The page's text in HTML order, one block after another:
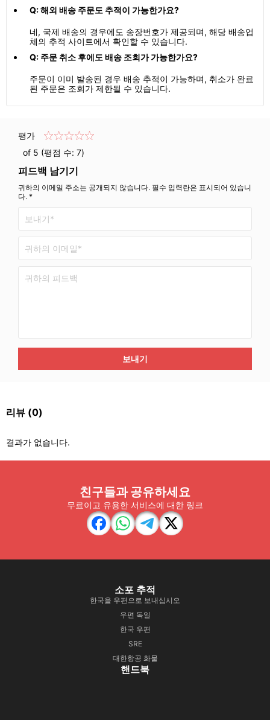
Q: 해외 배송 주문도 추적이 가능한가요?
네, 국제 배송의 경우에도 송장번호가 제공되며, 해당 배송업
체의 추적 사이트에서 확인할 수 있습니다.
Q: 주문 취소 후에도 배송 조회가 가능한가요?
주문이 이미 발송된 경우 배송 추적이 가능하며, 취소가 완료
된 주문은 조회가 제한될 수 있습니다.
평가
of 5 (평점 수: 7)
피드백 남기기
귀하의 이메일 주소는 공개되지 않습니다. 필수 입력란은 표시되어 있습니
다. *
보내기
리뷰 (0)
결과가 없습니다.
친구들과 공유하세요
무료이고 유용한 서비스에 대한 링크
소포 추적
한국을 우편으로 보내십시오
우편 독일
한국 우편
SRE
대한항공 화물
핸드북